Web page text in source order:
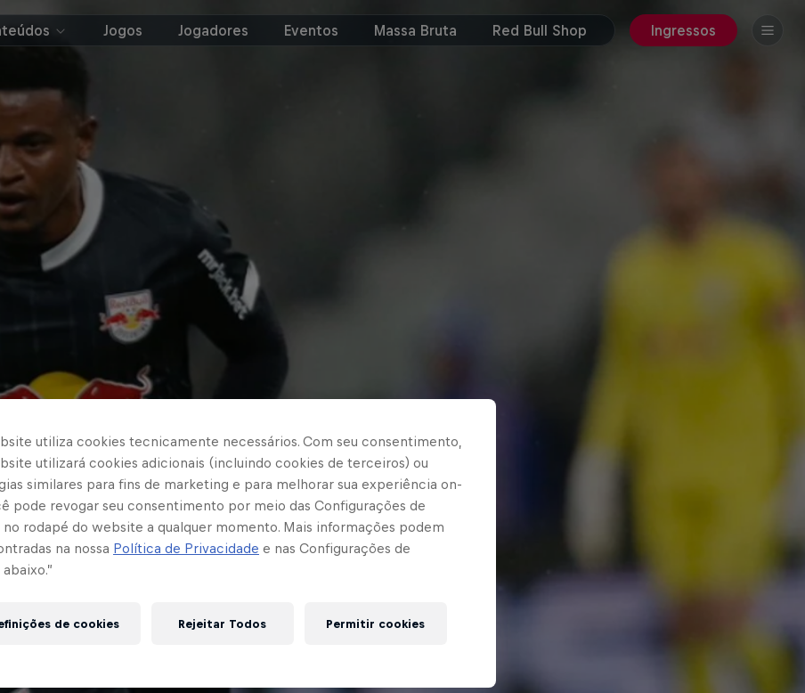
Jogos Jogadores Eventos Massa Bruta Red Bull Shop Ingressos
utiliza cookies tecnicamente necessários. Com seu consentimento,
utilizará cookies adicionais (incluindo cookies de terceiros) ou
similares para fins de marketing e para melhorar sua experiência on-
pode revogar seu consentimento por meio das Configurações de
no rodapé do website a qualquer momento. Mais informações podem
na nossa Política de Privacidade e nas Configurações de
de cookies Rejeitar Todos Permitir cookies